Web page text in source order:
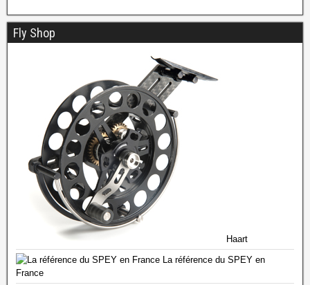
Fly Shop
Haart
La référence du SPEY en
France